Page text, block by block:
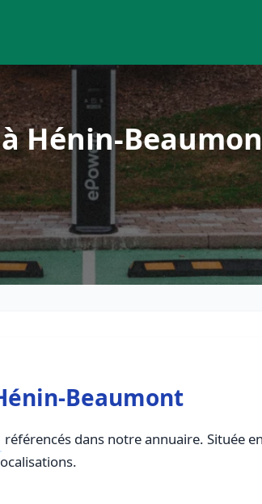
Hénin-
Beaumont
référencés dans notre annuaire. Située